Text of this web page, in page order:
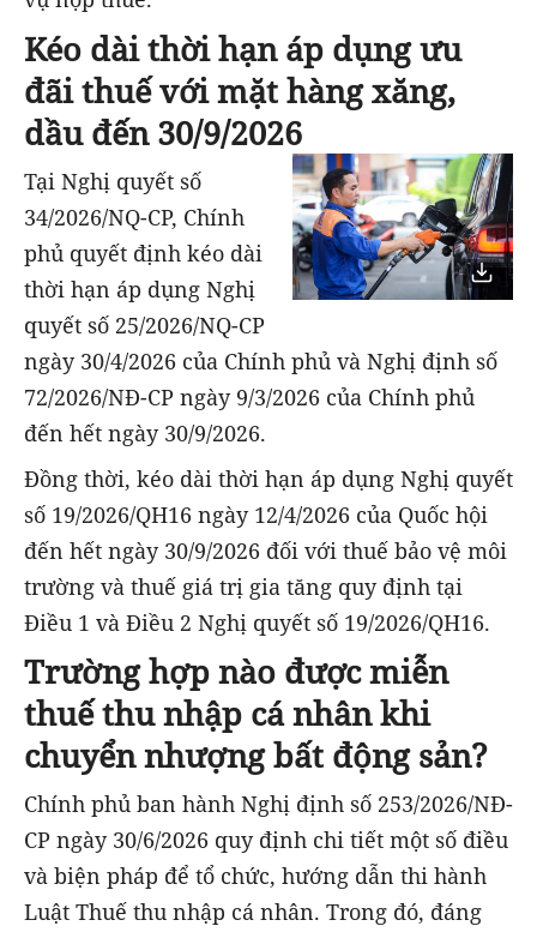
Kéo dài thời hạn áp dụng ưu
đãi thuế với mặt hàng xăng,
dầu đến 30/9/2026
Tại Nghị quyết số
34/2026/NQ-CP, Chính
phủ quyết định kéo dài
thời hạn áp dụng Nghị
quyết số 25/2026/NQ-CP
ngày 30/4/2026 của Chính phủ và Nghị định số
72/2026/NĐ-CP ngày 9/3/2026 của Chính phủ
đến hết ngày 30/9/2026.
Đồng thời, kéo dài thời hạn áp dụng Nghị quyết
số 19/2026/QH16 ngày 12/4/2026 của Quốc hội
đến hết ngày 30/9/2026 đối với thuế bảo vệ môi
trường và thuế giá trị gia tăng quy định tại
Điều 1 và Điều 2 Nghị quyết số 19/2026/QH16.
Trường hợp nào được miễn
thuế thu nhập cá nhân khi
chuyển nhượng bất động sản?
Chính phủ ban hành Nghị định số 253/2026/NĐ-
CP ngày 30/6/2026 quy định chi tiết một số điều
và biện pháp để tổ chức, hướng dẫn thi hành
Luật Thuế thu nhập cá nhân. Trong đó, đáng